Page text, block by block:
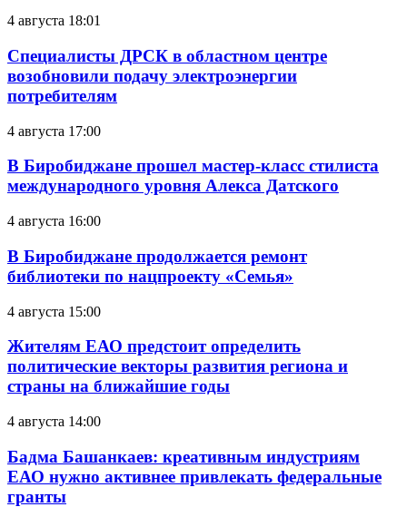
4 августа 18:01
Специалисты ДРСК в областном центре
возобновили подачу электроэнергии
потребителям
4 августа 17:00
В Биробиджане прошел мастер-класс стилиста
международного уровня Алекса Датского
4 августа 16:00
В Биробиджане продолжается ремонт
библиотеки по нацпроекту «Семья»
4 августа 15:00
Жителям ЕАО предстоит определить
политические векторы развития региона и
страны на ближайшие годы
4 августа 14:00
Бадма Башанкаев: креативным индустриям
ЕАО нужно активнее привлекать федеральные
гранты